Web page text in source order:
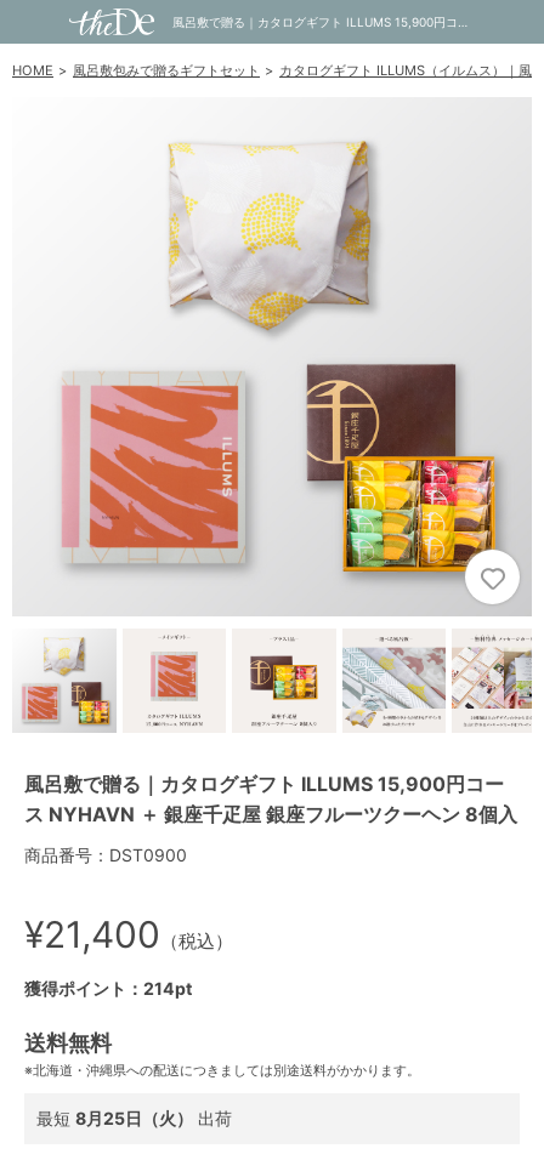
HOME 風呂敷包みで贈るギフトセット カタログギフト ILLUMS（イルムス）｜風
風呂敷で贈る｜カタログギフト ILLUMS 15,900円コー
ス NYHAVN ＋ 銀座千疋屋 銀座フルーツクーヘン 8個入
商品番号：DST0900
¥21,400 （税込）
獲得ポイント：214pt
送料無料
※北海道・沖縄県への配送につきましては別途送料がかかります。
最短 8月25日（火） 出荷